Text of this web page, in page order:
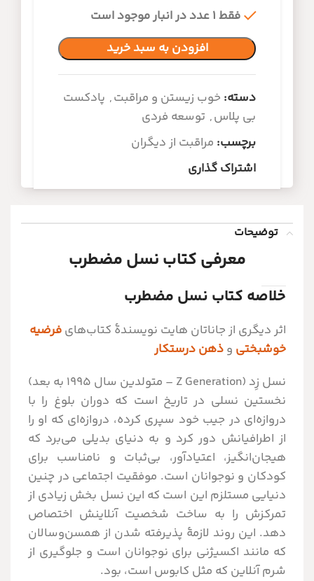
فقط 1 عدد در انبار موجود است
افزودن به سبد خرید
دسته: خوب زیستن و مراقبت, پادکست
بی پلاس, توسعه فردی
برچسب: مراقبت از دیگران
اشتراک گذاری
توضیحات
معرفی کتاب نسل مضطرب
خلاصه کتاب نسل مضطرب
اثر دیگری از جاناتان هایت نویسندۀ کتاب‌هایفرضیه
خوشبختی وذهن درستکار
نسل زِد (Z Generation – متولدین سال 1995 به بعد)
نخستین نسلی در تاریخ است که دوران بلوغ را با
دروازه‌ای در جیب خود سپری کرده، دروازه‌ای که او را
از اطرافیانش دور کرد و به دنیای بدیلی می‌برد که
هیجان‌انگیز، اعتیادآور، بی‌ثبات و نامناسب برای
کودکان و نوجوانان است. موفقیت اجتماعی در چنین
دنیایی مستلزم این است که این نسل بخش زیادی از
تمرکزش را به ساخت شخصیت آنلاینش اختصاص
دهد. این روند لازمۀ پذیرفته شدن از همسن‌وسالان
که مانند اکسیژنی برای نوجوانان است و جلوگیری از
شرم آنلاین که مثل کابوس است، بود.